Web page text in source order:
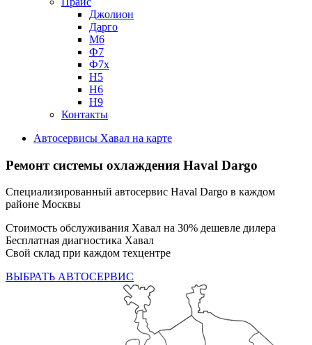
Джолион
Дарго
М6
Ф7
Ф7х
Н5
Н6
Н9
Контакты
Автосервисы Хавал на карте
Ремонт системы охлаждения Haval Dargo
Специализированный автосервис Haval Dargo в каждом
районе Москвы
Стоимость обслуживания Хавал на 30% дешевле дилера
Бесплатная диагностика Хавал
Свой склад при каждом техцентре
ВЫБРАТЬ АВТОСЕРВИС